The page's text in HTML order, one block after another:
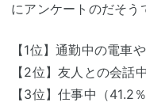
にアンケートのだそう
【1位】通勤中の電車
【2位】友人との会話
【3位】仕事中（41.2％